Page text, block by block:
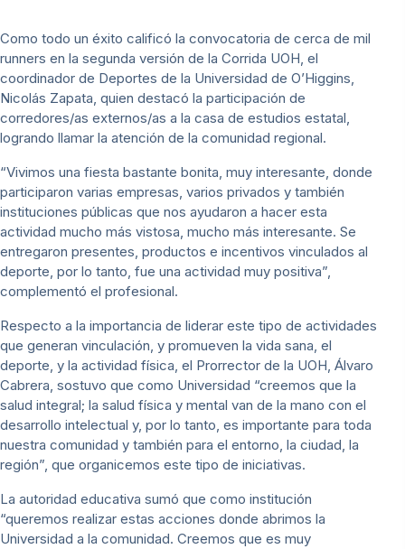
Como todo un éxito calificó la convocatoria de cerca de mil
runners en la segunda versión de la Corrida UOH, el
coordinador de Deportes de la Universidad de O’Higgins,
Nicolás Zapata, quien destacó la participación de
corredores/as externos/as a la casa de estudios estatal,
logrando llamar la atención de la comunidad regional.
“Vivimos una fiesta bastante bonita, muy interesante, donde
participaron varias empresas, varios privados y también
instituciones públicas que nos ayudaron a hacer esta
actividad mucho más vistosa, mucho más interesante. Se
entregaron presentes, productos e incentivos vinculados al
deporte, por lo tanto, fue una actividad muy positiva”,
complementó el profesional.
Respecto a la importancia de liderar este tipo de actividades
que generan vinculación, y promueven la vida sana, el
deporte, y la actividad física, el Prorrector de la UOH, Álvaro
Cabrera, sostuvo que como Universidad “creemos que la
salud integral; la salud física y mental van de la mano con el
desarrollo intelectual y, por lo tanto, es importante para toda
nuestra comunidad y también para el entorno, la ciudad, la
región”, que organicemos este tipo de iniciativas.
La autoridad educativa sumó que como institución
“queremos realizar estas acciones donde abrimos la
Universidad a la comunidad. Creemos que es muy